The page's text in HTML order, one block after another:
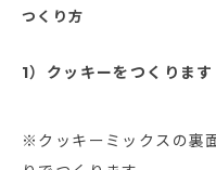
つくり方
1）クッキーをつくります
※クッキーミックスの裏